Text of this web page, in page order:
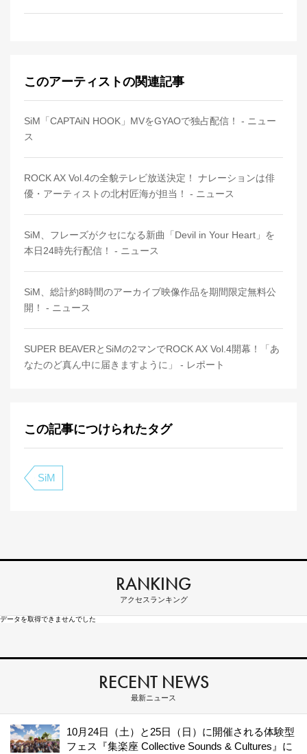
このアーティストの関連記事
SiM「CAPTAiN HOOK」MVをGYAOで独占配信！ - ニュー
ス
ROCK AX Vol.4の全貌テレビ放送決定！ ナレーションは俳
優・アーティストの北村匠海が担当！ - ニュース
SiM、フレーズがクセになる新曲「Devil in Your Heart」を
本日24時先行配信！ - ニュース
SiM、総計約8時間のアーカイブ映像作品を期間限定無料公
開！ - ニュース
SUPER BEAVERとSiMの2マンでROCK AX Vol.4開幕！「あ
なたのど真ん中に届きますように」 - レポート
この記事につけられたタグ
SiM
RANKING
アクセスランキング
データを取得できませんでした
RECENT NEWS
最新ニュース
10月24日（土）と25日（日）に開催される体験型
フェス『集楽座 Collective Sounds & Cultures』に